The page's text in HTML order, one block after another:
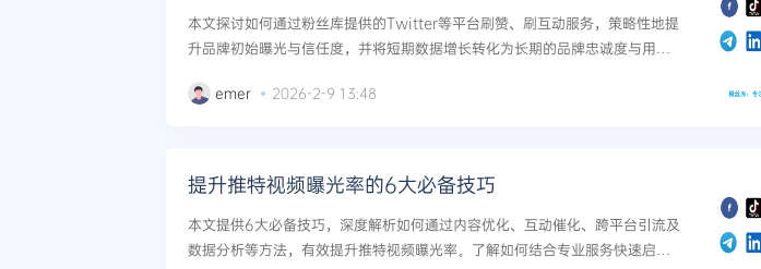
本文探讨如何通过粉丝库提供的Twitter等平台刷赞、刷互动服务，策略性地提
升品牌初始曝光与信任度，并将短期数据增长转化为长期的品牌忠诚度与用户
emer 2026-2-9 13:48
提升推特视频曝光率的6大必备技巧
本文提供6大必备技巧，深度解析如何通过内容优化、互动催化、跨平台引流及
数据分析等方法，有效提升推特视频曝光率。了解如何结合专业服务快速启动